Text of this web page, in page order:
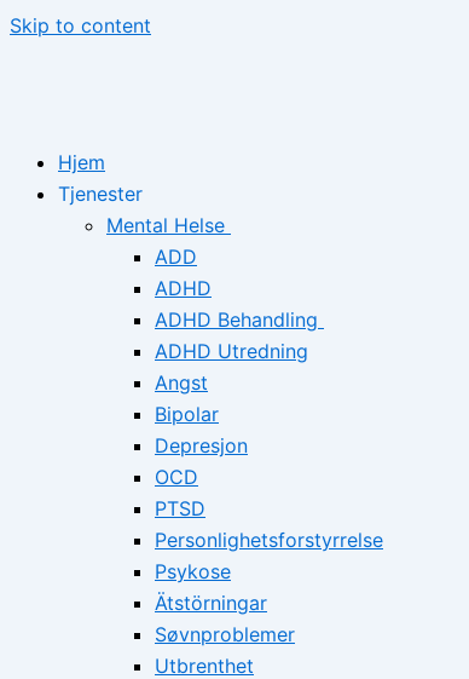
Skip to content
Hjem
Tjenester
Mental Helse
ADD
ADHD
ADHD Behandling
ADHD Utredning
Angst
Bipolar
Depresjon
OCD
PTSD
Personlighetsforstyrrelse
Psykose
Ätstörningar
Søvnproblemer
Utbrenthet